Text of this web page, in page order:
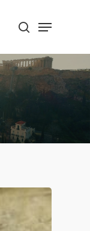
search
Menu
Menu